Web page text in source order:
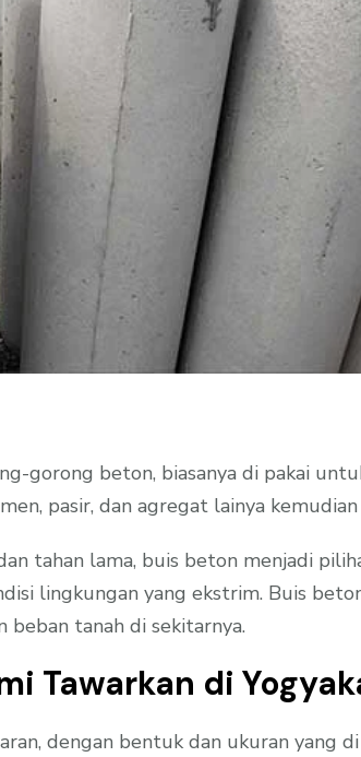
gorong beton, biasanya di pakai
pasir, dan agregat lainya
tahan lama, buis beton menjadi
lingkungan yang ekstrim. Buis
beban tanah di sekitarnya.
Tawarkan di
dengan bentuk dan ukuran yang